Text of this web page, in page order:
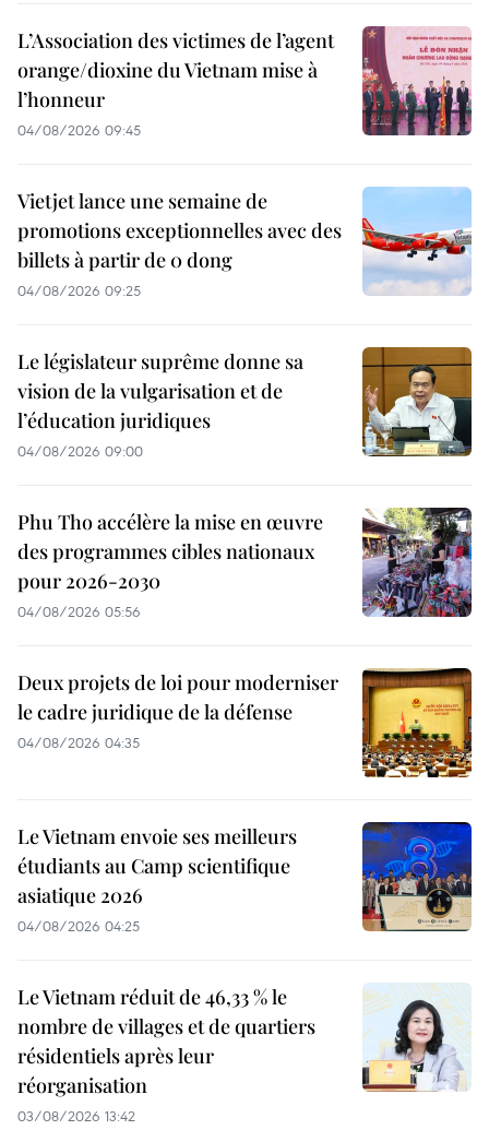
L’Association des victimes de l’agent
orange/dioxine du Vietnam mise à
l’honneur
04/08/2026 09:45
Vietjet lance une semaine de
promotions exceptionnelles avec des
billets à partir de 0 dong
04/08/2026 09:25
Le législateur suprême donne sa
vision de la vulgarisation et de
l’éducation juridiques
04/08/2026 09:00
Phu Tho accélère la mise en œuvre
des programmes cibles nationaux
pour 2026-2030
04/08/2026 05:56
Deux projets de loi pour moderniser
le cadre juridique de la défense
04/08/2026 04:35
Le Vietnam envoie ses meilleurs
étudiants au Camp scientifique
asiatique 2026
04/08/2026 04:25
Le Vietnam réduit de 46,33 % le
nombre de villages et de quartiers
résidentiels après leur
réorganisation
03/08/2026 13:42